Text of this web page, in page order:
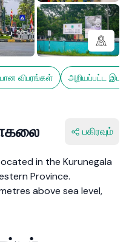
2+
விபரங்கள் அறியப்பட்ட
பகிரவும்
in the Kurunegala
Province.
above sea level,
from Kurunegala and
Sri